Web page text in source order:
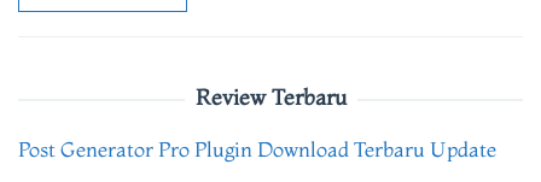
Review Terbaru
Post Generator Pro Plugin Download Terbaru Update